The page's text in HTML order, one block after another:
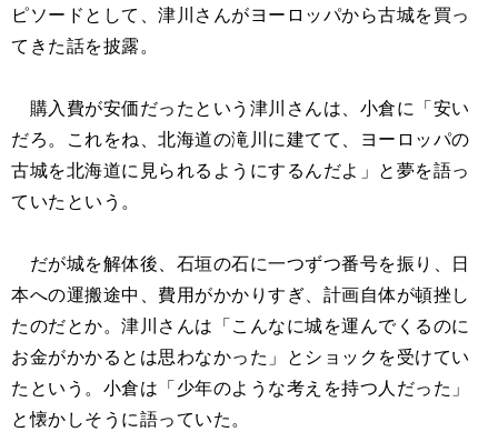
ピソードとして、津川さんがヨーロッパから古城を買っ
てきた話を披露。
購入費が安価だったという津川さんは、小倉に「安い
だろ。これをね、北海道の滝川に建てて、ヨーロッパの
古城を北海道に見られるようにするんだよ」と夢を語っ
ていたという。
だが城を解体後、石垣の石に一つずつ番号を振り、日
本への運搬途中、費用がかかりすぎ、計画自体が頓挫し
たのだとか。津川さんは「こんなに城を運んでくるのに
お金がかかるとは思わなかった」とショックを受けてい
たという。小倉は「少年のような考えを持つ人だった」
と懐かしそうに語っていた。